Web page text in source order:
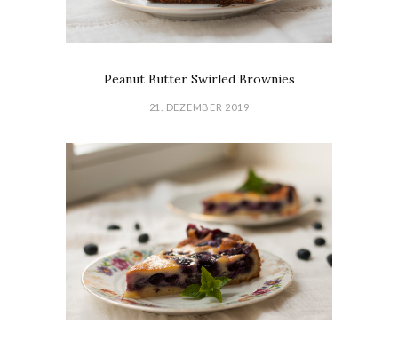
Peanut Butter Swirled Brownies
21. DEZEMBER 2019